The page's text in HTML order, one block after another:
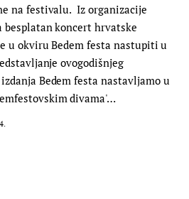
na festivalu. Iz organizacije
besplatan koncert hrvatske
u okviru Bedem festa nastupiti u
ovogodišnjeg
Bedem festa nastavljamo u
divama'…